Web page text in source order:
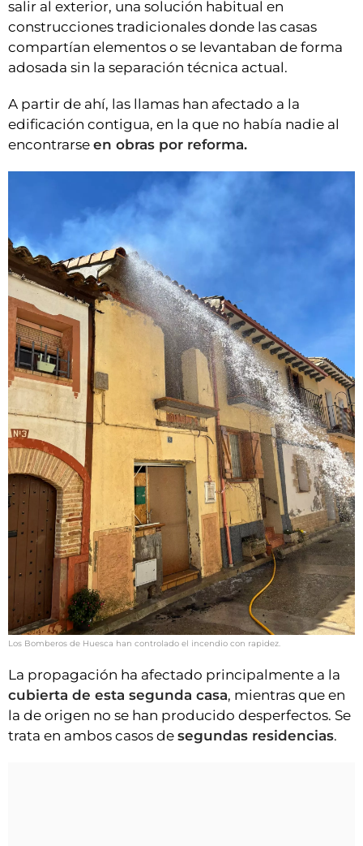
salir al exterior, una solución habitual en
construcciones tradicionales donde las casas
compartían elementos o se levantaban de forma
adosada sin la separación técnica actual.
A partir de ahí, las llamas han afectado a la
edificación contigua, en la que no había nadie al
encontrarse en obras por reforma.
Los Bomberos de Huesca han controlado el incendio con rapidez.
La propagación ha afectado principalmente a la
cubierta de esta segunda casa, mientras que en
la de origen no se han producido desperfectos. Se
trata en ambos casos de segundas residencias.